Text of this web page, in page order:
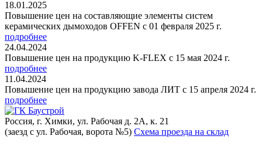
18.01.2025
Повышение цен на составляющие элементы систем
керамических дымоходов OFFEN с 01 февраля 2025 г.
подробнее
24.04.2024
Повышение цен на продукцию K-FLEX с 15 мая 2024 г.
подробнее
11.04.2024
Повышение цен на продукцию завода ЛИТ с 15 апреля 2024 г.
подробнее
Россия, г. Химки, ул. Рабочая д. 2А, к. 21
(заезд с ул. Рабочая, ворота №5) Схема проезда на склад